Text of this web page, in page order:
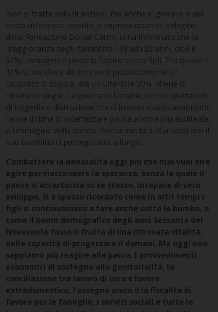
Non si tratta solo di anziani, ma anche di giovani, e del
resto un’ancora recente, e impressionante, indagine
della Fondazione Donat Cattin, ci ha informato che la
maggioranza degli italiani tra i 18 ed i 20 anni, cioè il
51%, immagina il proprio futuro senza figli. Tra questi il
31% stima che a 40 anni avrà probabilmente un
rapporto di coppia, ma un ulteriore 20% ritiene di
rimanere single. La guerra in Ucraina, con lo spettacolo
di tragedia e distruzione che ci investe quotidianamente,
rende il clima di incertezza e paura ancora più assillante,
e l’immagine della donna incinta morta a Mariupol con il
suo bambino ci perseguiterà a lungo.
Combattere la denatalità oggi più che mai vuol dire
agire per riaccendere la speranza, senza la quale il
paese si accartoccia su se stesso, incapace di vero
sviluppo. Si è spesso ricordato come in altri tempi i
figli si continuassero a fare anche sotto le bombe, e
come il boom demografico degli anni Sessanta del
Novecento fosse il frutto di una ritrovata vitalità,
della capacità di progettare il domani. Ma oggi non
sappiamo più reagire alla paura. I provvedimenti
economici di sostegno alla genitorialità, la
conciliazione tra lavoro di cura e lavoro
extradomestico, l’assegno unico o la fiscalità di
favore per le famiglie, i servizi sociali e tutte le